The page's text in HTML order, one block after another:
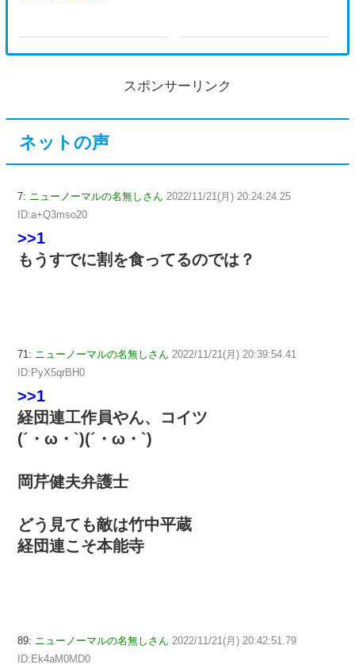
スポンサーリンク
ネットの声
7: ニューノーマルの名無しさん 2022/11/21(月) 20:24:24.25
ID:a+Q3mso20
>>1
もうすでに割を食ってるのでは？
71: ニューノーマルの名無しさん 2022/11/21(月) 20:39:54.41
ID:PyX5qrBH0
>>1
経団連工作員やん、コイツ
(´・ω・`)(´・ω・`)
岡芹健夫弁護士
どう見ても敵は竹中平蔵
経団連こそ本能寺
89: ニューノーマルの名無しさん 2022/11/21(月) 20:42:51.79
ID:Ek4aM0MD0